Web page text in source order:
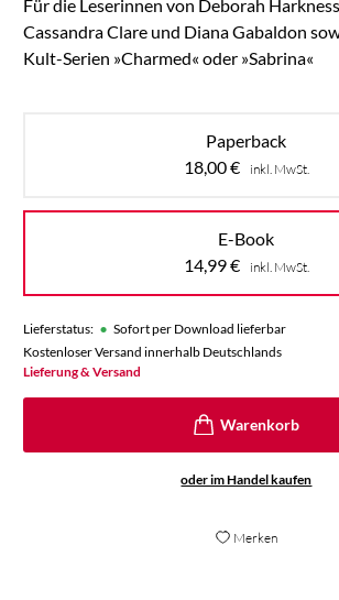
Für die Leserinnen von Deborah
Cassandra Clare und Diana Gabaldon
Kult-Serien »Charmed« oder »Sabrina«
Paperback
18,00€ inkl. MwSt.
E-Book
14,99€ inkl. MwSt.
Lieferstatus: • Sofort per Download lieferbar
Kostenloser Versand innerhalb Deutschlands
Lieferung & Versand
oder im Handel kaufen
Merken